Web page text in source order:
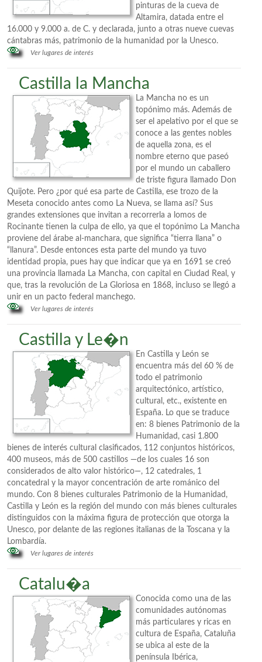
pinturas de la cueva de
Altamira, datada entre el
16.000 y 9.000 a. de C. y declarada, junto a otras nueve cuevas
cántabras más, patrimonio de la humanidad por la Unesco.
Ver lugares de interés
Castilla la Mancha
La Mancha no es un
topónimo más. Además de
ser el apelativo por el que se
conoce a las gentes nobles
de aquella zona, es el
nombre eterno que paseó
por el mundo un caballero
de triste figura llamado Don
Quijote. Pero ¿por qué esa parte de Castilla, ese trozo de la
Meseta conocido antes como La Nueva, se llama así? Sus
grandes extensiones que invitan a recorrerla a lomos de
Rocinante tienen la culpa de ello, ya que el topónimo La Mancha
proviene del árabe al-manchara, que significa “tierra llana” o
“llanura”. Desde entonces esta parte del mundo ya tuvo
identidad propia, pues hay que indicar que ya en 1691 se creó
una provincia llamada La Mancha, con capital en Ciudad Real, y
que, tras la revolución de La Gloriosa en 1868, incluso se llegó a
unir en un pacto federal manchego.
Ver lugares de interés
Castilla y Le�n
En Castilla y León se
encuentra más del 60 % de
todo el patrimonio
arquitectónico, artístico,
cultural, etc., existente en
España. Lo que se traduce
en: 8 bienes Patrimonio de la
Humanidad, casi 1.800
bienes de interés cultural clasificados, 112 conjuntos históricos,
400 museos, más de 500 castillos —de los cuales 16 son
considerados de alto valor histórico—, 12 catedrales, 1
concatedral y la mayor concentración de arte románico del
mundo. Con 8 bienes culturales Patrimonio de la Humanidad,
Castilla y León es la región del mundo con más bienes culturales
distinguidos con la máxima figura de protección que otorga la
Unesco, por delante de las regiones italianas de la Toscana y la
Lombardía.
Ver lugares de interés
Catalu�a
Conocida como una de las
comunidades autónomas
más particulares y ricas en
cultura de España, Cataluña
se ubica al este de la
península Ibérica,